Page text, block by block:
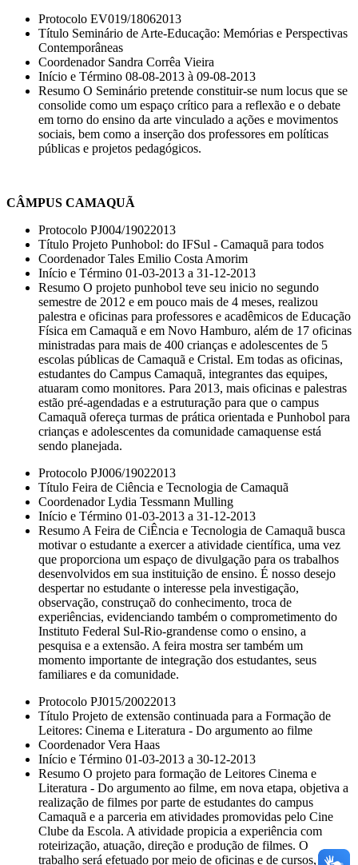
Protocolo EV019/18062013
Título Seminário de Arte-Educação: Memórias e Perspectivas
Contemporâneas
Coordenador Sandra Corrêa Vieira
Início e Término 08-08-2013 à 09-08-2013
Resumo O Seminário pretende constituir-se num locus que se
consolide como um espaço crítico para a reflexão e o debate
em torno do ensino da arte vinculado a ações e movimentos
sociais, bem como a inserção dos professores em políticas
públicas e projetos pedagógicos.
CÂMPUS CAMAQUÃ
Protocolo PJ004/19022013
Título Projeto Punhobol: do IFSul - Camaquã para todos
Coordenador Tales Emilio Costa Amorim
Início e Término 01-03-2013 a 31-12-2013
Resumo O projeto punhobol teve seu inicio no segundo
semestre de 2012 e em pouco mais de 4 meses, realizou
palestra e oficinas para professores e acadêmicos de Educação
Física em Camaquã e em Novo Hamburo, além de 17 oficinas
ministradas para mais de 400 crianças e adolescentes de 5
escolas públicas de Camaquã e Cristal. Em todas as oficinas,
estudantes do Campus Camaquã, integrantes das equipes,
atuaram como monitores. Para 2013, mais oficinas e palestras
estão pré-agendadas e a estruturação para que o campus
Camaquã ofereça turmas de prática orientada e Punhobol para
crianças e adolescentes da comunidade camaquense está
sendo planejada.
Protocolo PJ006/19022013
Título Feira de Ciência e Tecnologia de Camaquã
Coordenador Lydia Tessmann Mulling
Início e Término 01-03-2013 a 31-12-2013
Resumo A Feira de CiÊncia e Tecnologia de Camaquã busca
motivar o estudante a exercer a atividade científica, uma vez
que proporciona um espaço de divulgação para os trabalhos
desenvolvidos em sua instituição de ensino. É nosso desejo
despertar no estudante o interesse pela investigação,
observação, construçaõ do conhecimento, troca de
experiências, evidenciando também o comprometimento do
Instituto Federal Sul-Rio-grandense como o ensino, a
pesquisa e a extensão. A feira mostra ser também um
momento importante de integração dos estudantes, seus
familiares e da comunidade.
Protocolo PJ015/20022013
Título Projeto de extensão continuada para a Formação de
Leitores: Cinema e Literatura - Do argumento ao filme
Coordenador Vera Haas
Início e Término 01-03-2013 a 30-12-2013
Resumo O projeto para formação de Leitores Cinema e
Literatura - Do argumento ao filme, em nova etapa, objetiva a
realização de filmes por parte de estudantes do campus
Camaquã e a parceria em atividades promovidas pelo Cine
Clube da Escola. A atividade propicia a experiência com
roteirização, atuação, direção e produção de filmes. O
trabalho será efetuado por meio de oficinas e de cursos,